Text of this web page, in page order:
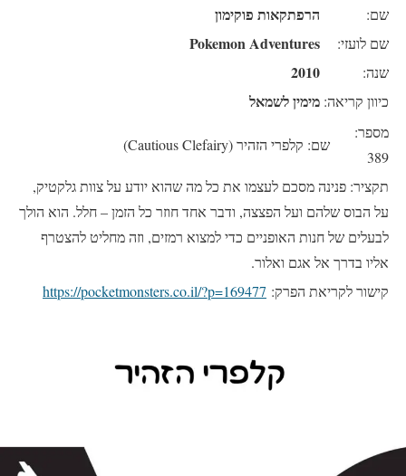
שם: הרפתקאות פוקימון
שם לועזי: Pokemon Adventures
שנה: 2010
כיוון קריאה: מימין לשמאל
מספר:
389
שם: קלפרי הזהיר (Cautious Clefairy)
תקציר: פנינה מסכם לעצמו את כל מה שהוא יודע על צוות גלקטיק,
על הבוס שלהם ועל הפצצה, ודבר אחד חוזר כל הזמן – חלל. הוא הולך
לבעלים של חנות האופניים כדי למצוא רמזים, וזה מחליט להצטרף
אליו בדרך אל אגם ואלור.
קישור לקריאת הפרק: https://pocketmonsters.co.il/?p=169477